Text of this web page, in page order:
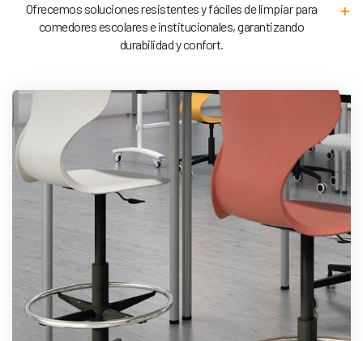
Ofrecemos soluciones resistentes y fáciles de limpiar para
comedores escolares e institucionales, garantizando
durabilidad y confort.